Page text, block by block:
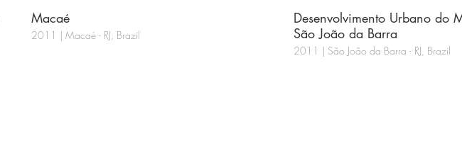
Macaé
2011 | Macaé - RJ, Brazil
Desenvolvimento Urbano do
São João da Barra
2011 | São João da Barra - RJ, Brazil